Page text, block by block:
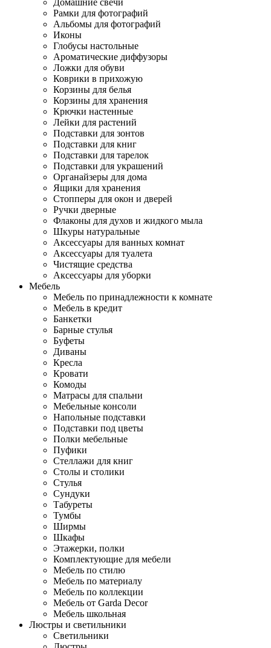
Домашние свечи
Рамки для фотографий
Альбомы для фотографий
Иконы
Глобусы настольные
Ароматические диффузоры
Ложки для обуви
Коврики в прихожую
Корзины для белья
Корзины для хранения
Крючки настенные
Лейки для растений
Подставки для зонтов
Подставки для книг
Подставки для тарелок
Подставки для украшений
Органайзеры для дома
Ящики для хранения
Стопперы для окон и дверей
Ручки дверные
Флаконы для духов и жидкого мыла
Шкуры натуральные
Аксессуары для ванных комнат
Аксессуары для туалета
Чистящие средства
Аксессуары для уборки
Мебель
Мебель по принадлежности к комнате
Мебель в кредит
Банкетки
Барные стулья
Буфеты
Диваны
Кресла
Кровати
Комоды
Матрасы для спальни
Мебельные консоли
Напольные подставки
Подставки под цветы
Полки мебельные
Пуфики
Стеллажи для книг
Столы и столики
Стулья
Сундуки
Табуреты
Тумбы
Ширмы
Шкафы
Этажерки, полки
Комплектующие для мебели
Мебель по стилю
Мебель по материалу
Мебель по коллекции
Мебель от Garda Decor
Мебель школьная
Люстры и светильники
Светильники